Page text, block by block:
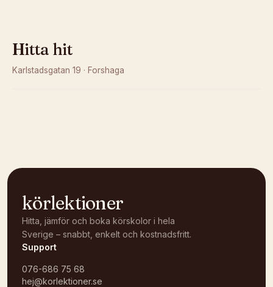
Hitta hit
Karlstadsgatan 19 · Forshaga
körlektioner
Hitta, jämför och boka körskolor i hela
Sverige – snabbt, enkelt och kostnadsfritt.
Support
076-686 75 68
hej@korlektioner.se